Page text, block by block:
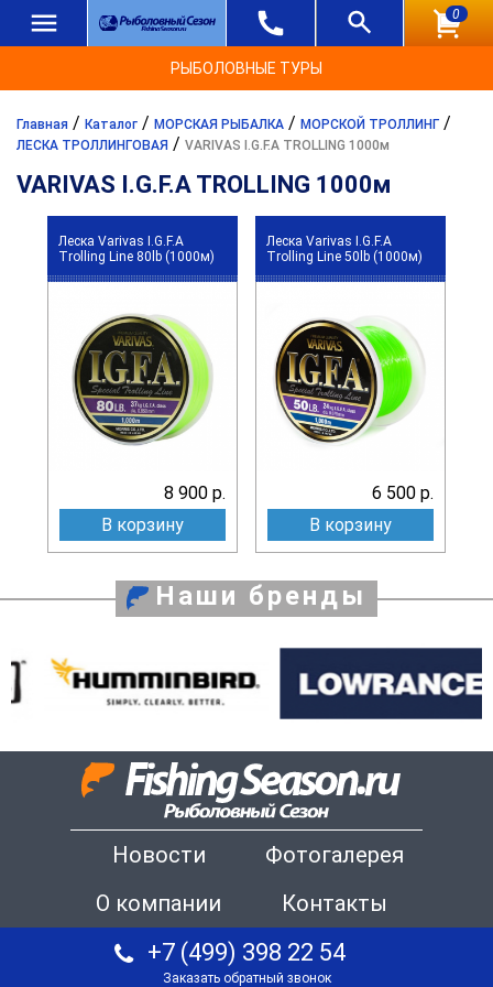
0
РЫБОЛОВНЫЕ ТУРЫ
Главная / Каталог / МОРСКАЯ РЫБАЛКА / МОРСКОЙ ТРОЛЛИНГ /
ЛЕСКА ТРОЛЛИНГОВАЯ / VARIVAS I.G.F.A TROLLING 1000м
VARIVAS I.G.F.A TROLLING 1000м
Леска Varivas I.G.F.A
Trolling Line 80lb (1000м)
8 900 р.
В корзину
Леска Varivas I.G.F.A
Trolling Line 50lb (1000м)
6 500 р.
В корзину
Наши бренды
Новости
Фотогалерея
О компании
Контакты
+7 (499) 398 22 54
Заказать обратный звонок